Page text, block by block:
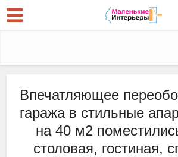
Впечатляющее
гаража в стильные
на 40 м2
столовая, гостиная,